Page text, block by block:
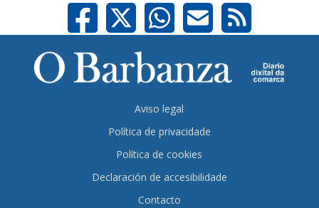
Aviso legal
Política de privacidade
Política de cookies
Declaración de accesibilidade
Contacto